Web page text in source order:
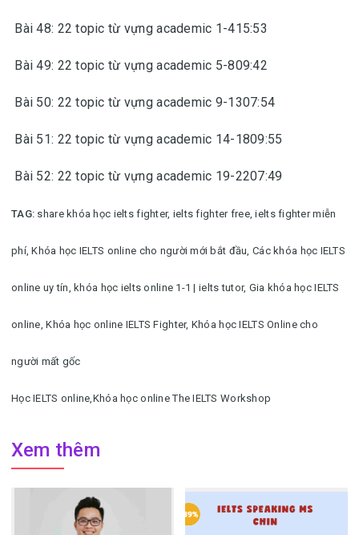
Bài 48: 22 topic từ vựng academic 1-415:53
Bài 49: 22 topic từ vựng academic 5-809:42
Bài 50: 22 topic từ vựng academic 9-1307:54
Bài 51: 22 topic từ vựng academic 14-1809:55
Bài 52: 22 topic từ vựng academic 19-2207:49
TAG: share khóa học ielts fighter, ielts fighter free, ielts fighter miễn
phí,Khóa học IELTS online cho người mới bắt đầu,Các khóa học IELTS
online uy tín, khóa học ielts online 1-1 | ielts tutor, Gia khóa học IELTS
online,Khóa học online IELTS Fighter, Khóa học IELTS Online cho
người mất gốc
Học IELTS online,Khóa học online The IELTS Workshop
Xem thêm